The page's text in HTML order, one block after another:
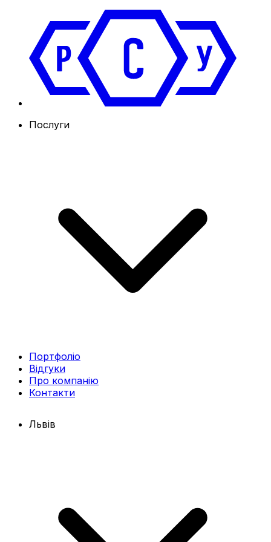
Послуги
Портфоліо
Відгуки
Про компанію
Контакти
Львів